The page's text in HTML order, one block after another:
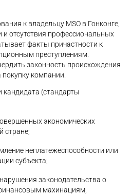
к владельцу MSO в Гонконге,
и отсутствия профессиональных
факты причастности к
преступлениям.
законность происхождения
компании.
(стандарты
экономических
стране;
неплатежеспособности или
субъекта;
законодательства о
махинациям;